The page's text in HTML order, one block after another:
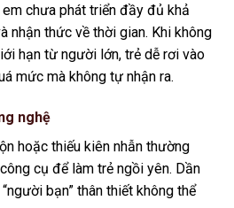
chưa phát triển đầy đủ khả
nhận thức về thời gian. Khi không
hạn từ người lớn, trẻ dễ rơi vào
mức mà không tự nhận ra.
nghệ
hoặc thiếu kiên nhẫn thường
cụ để làm trẻ ngồi yên. Dần
bạn” thân thiết không thể